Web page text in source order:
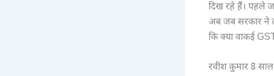
दिख रहे हैं। पहले
अब जब सरकार ने
कि क्या वाकई
रवीश कुमार 8